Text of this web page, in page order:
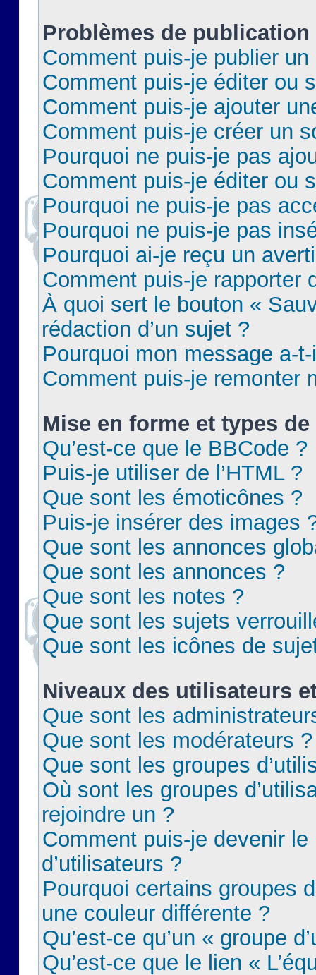
Problèmes de publication
Comment puis-je publier
Comment puis-je éditer ou
Comment puis-je ajouter
Comment puis-je créer un
Pourquoi ne puis-je pas
Comment puis-je éditer ou
Pourquoi ne puis-je pas
Pourquoi ne puis-je pas
Pourquoi ai-je reçu un
Comment puis-je rapporter
À quoi sert le bouton «
rédaction d’un sujet ?
Pourquoi mon message a-
Comment puis-je remonter
Mise en forme et types
Qu’est-ce que le BBCode ?
Puis-je utiliser de l’HTML ?
Que sont les émoticônes ?
Puis-je insérer des images
Que sont les annonces
Que sont les annonces ?
Que sont les notes ?
Que sont les sujets
Que sont les icônes de
Niveaux des utilisateurs
Que sont les
Que sont les modérateurs ?
Que sont les groupes
Où sont les groupes
rejoindre un ?
Comment puis-je devenir le
d’utilisateurs ?
Pourquoi certains groupes
une couleur différente ?
Qu’est-ce qu’un « groupe
Qu’est-ce que le lien «